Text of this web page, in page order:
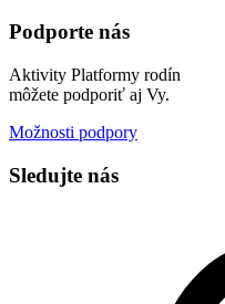
Podporte nás
Aktivity Platformy rodín
môžete podporiť aj Vy.
Možnosti podpory
Sledujte nás